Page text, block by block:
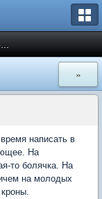
»
написать в
На
то болячка. На
на молодых